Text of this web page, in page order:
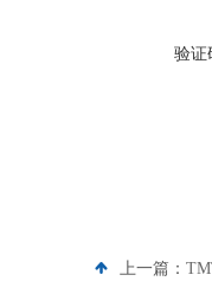
验证
上一篇：